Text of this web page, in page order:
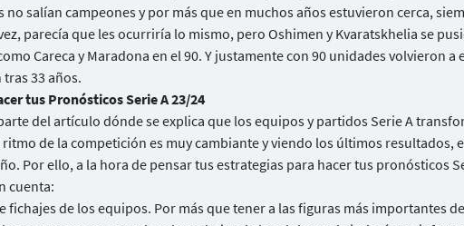
salían campeones y por más que en muchos años estuvieron cerca,
parecía que les ocurriría lo mismo, pero Oshimen y Kvaratskhelia se
Careca y Maradona en el 90. Y justamente con 90 unidades volvieron a
33 años.
tus Pronósticos Serie A 23/24
del artículo dónde se explica que los equipos y partidos Serie A
de la competición es muy cambiante y viendo los últimos resultados,
Por ello, a la hora de pensar tus estrategias para hacer tus pronósticos
cuenta:
fichajes de los equipos. Por más que tener a las figuras más importantes